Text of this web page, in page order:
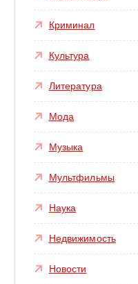
Криминал
Культура
Литература
Мода
Музыка
Мультфильмы
Наука
Недвижимость
Новости